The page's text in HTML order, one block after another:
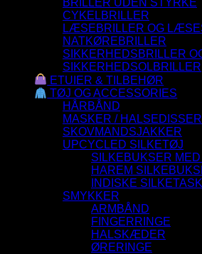
BRILLER UDEN STYRKE
CYKELBRILLER
LÆSEBRILLER OG
NATKØREBRILLER
SIKKERHEDSBRILLER
SIKKERHEDSOLBRILLER
ETUIER & TILBEHØR
TØJ OG ACCESSORIES
HÅRBÅND
MASKER / HALSEDISSER
SKOVMANDSJAKKER
UPCYCLED SILKETØJ
SILKEBUKSER
HAREM
INDISKE
SMYKKER
ARMBÅND
FINGERRINGE
HALSKÆDER
ØRERINGE